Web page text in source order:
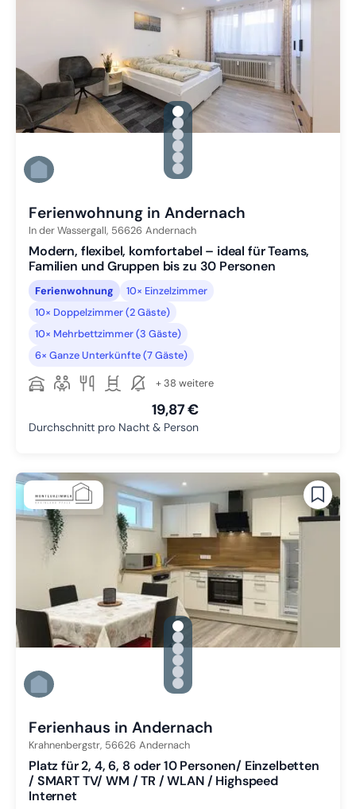
gallery.slide_selector
Zu Slide 1 wechseln
Zu Slide 2 wechseln
Zu Slide 3 wechseln
Zu Slide 4 wechseln
Zu Slide 5 wechseln
Zu Slide 6 wechseln
Ferienwohnung in Andernach
In der Wassergall, 56626 Andernach
Modern, flexibel, komfortabel – ideal für Teams,
Familien und Gruppen bis zu 30 Personen
Ferienwohnung
10× Einzelzimmer
10× Doppelzimmer (2 Gäste)
10× Mehrbettzimmer (3 Gäste)
6× Ganze Unterkünfte (7 Gäste)
+ 38 weitere
19,87 €
Durchschnitt pro Nacht & Person
gallery.slide_selector
Zu Slide 1 wechseln
Zu Slide 2 wechseln
Zu Slide 3 wechseln
Zu Slide 4 wechseln
Zu Slide 5 wechseln
Zu Slide 6 wechseln
Ferienhaus in Andernach
Krahnenbergstr, 56626 Andernach
Platz für 2, 4, 6, 8 oder 10 Personen/ Einzelbetten
/ SMART TV/ WM / TR / WLAN / Highspeed
Internet